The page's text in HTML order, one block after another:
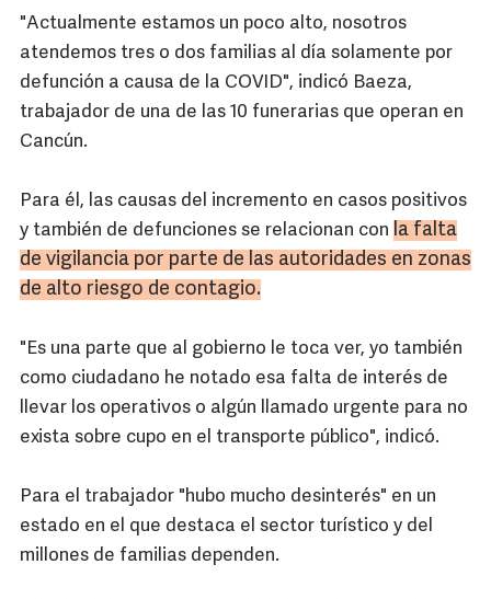
"Actualmente estamos un poco alto, nosotros
atendemos tres o dos familias al día solamente por
defunción a causa de la COVID", indicó Baeza,
trabajador de una de las 10 funerarias que operan en
Cancún.
Para él, las causas del incremento en casos positivos
y también de defunciones se relacionan con la falta
de vigilancia por parte de las autoridades en zonas
de alto riesgo de contagio.
"Es una parte que al gobierno le toca ver, yo también
como ciudadano he notado esa falta de interés de
llevar los operativos o algún llamado urgente para no
exista sobre cupo en el transporte público", indicó.
Para el trabajador "hubo mucho desinterés" en un
estado en el que destaca el sector turístico y del
millones de familias dependen.